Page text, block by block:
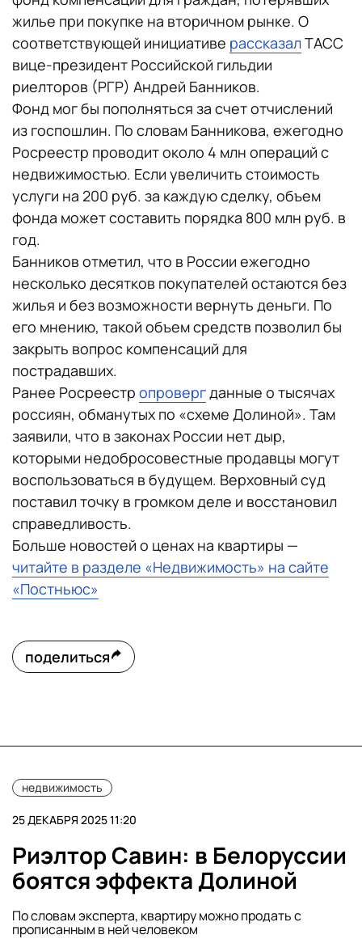
жилье при покупке на вторичном рынке. О
соответствующей инициативе рассказалТАСС
вице-президент Российской гильдии
риелторов (РГР) Андрей Банников.
Фонд мог бы пополняться за счет отчислений
из госпошлин. По словам Банникова, ежегодно
Росреестр проводит около 4 млн операций с
недвижимостью. Если увеличить стоимость
услуги на 200 руб. за каждую сделку, объем
фонда может составить порядка 800 млн руб. в
год.
Банников отметил, что в России ежегодно
несколько десятков покупателей остаются без
жилья и без возможности вернуть деньги. По
его мнению, такой объем средств позволил бы
закрыть вопрос компенсаций для
пострадавших.
Ранее Росреестр опровергданные о тысячах
россиян, обманутых по «схеме Долиной». Там
заявили, что в законах России нет дыр,
которыми недобросовестные продавцы могут
воспользоваться в будущем. Верховный суд
поставил точку в громком деле и восстановил
справедливость.
Больше новостей о ценах на квартиры —
читайте в разделе «Недвижимость» на сайте
«Постньюс»
поделиться
недвижимость
25 ДЕКАБРЯ 2025 11:20
Риэлтор Савин: в Белоруссии
боятся эффекта Долиной
По словам эксперта, квартиру можно продать с
прописанным в ней человеком